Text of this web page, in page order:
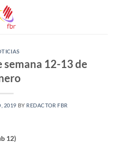
12-13 de
2019 BY REDACTOR FBR
12)